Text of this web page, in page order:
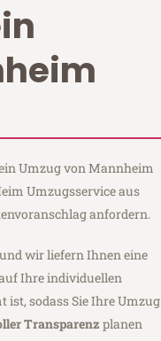
Umzug von Mannheim
Umzugsservice aus
anfordern.
wir liefern Ihnen eine
Ihre individuellen
ist, sodass Sie Ihre Umzug
Transparenz planen